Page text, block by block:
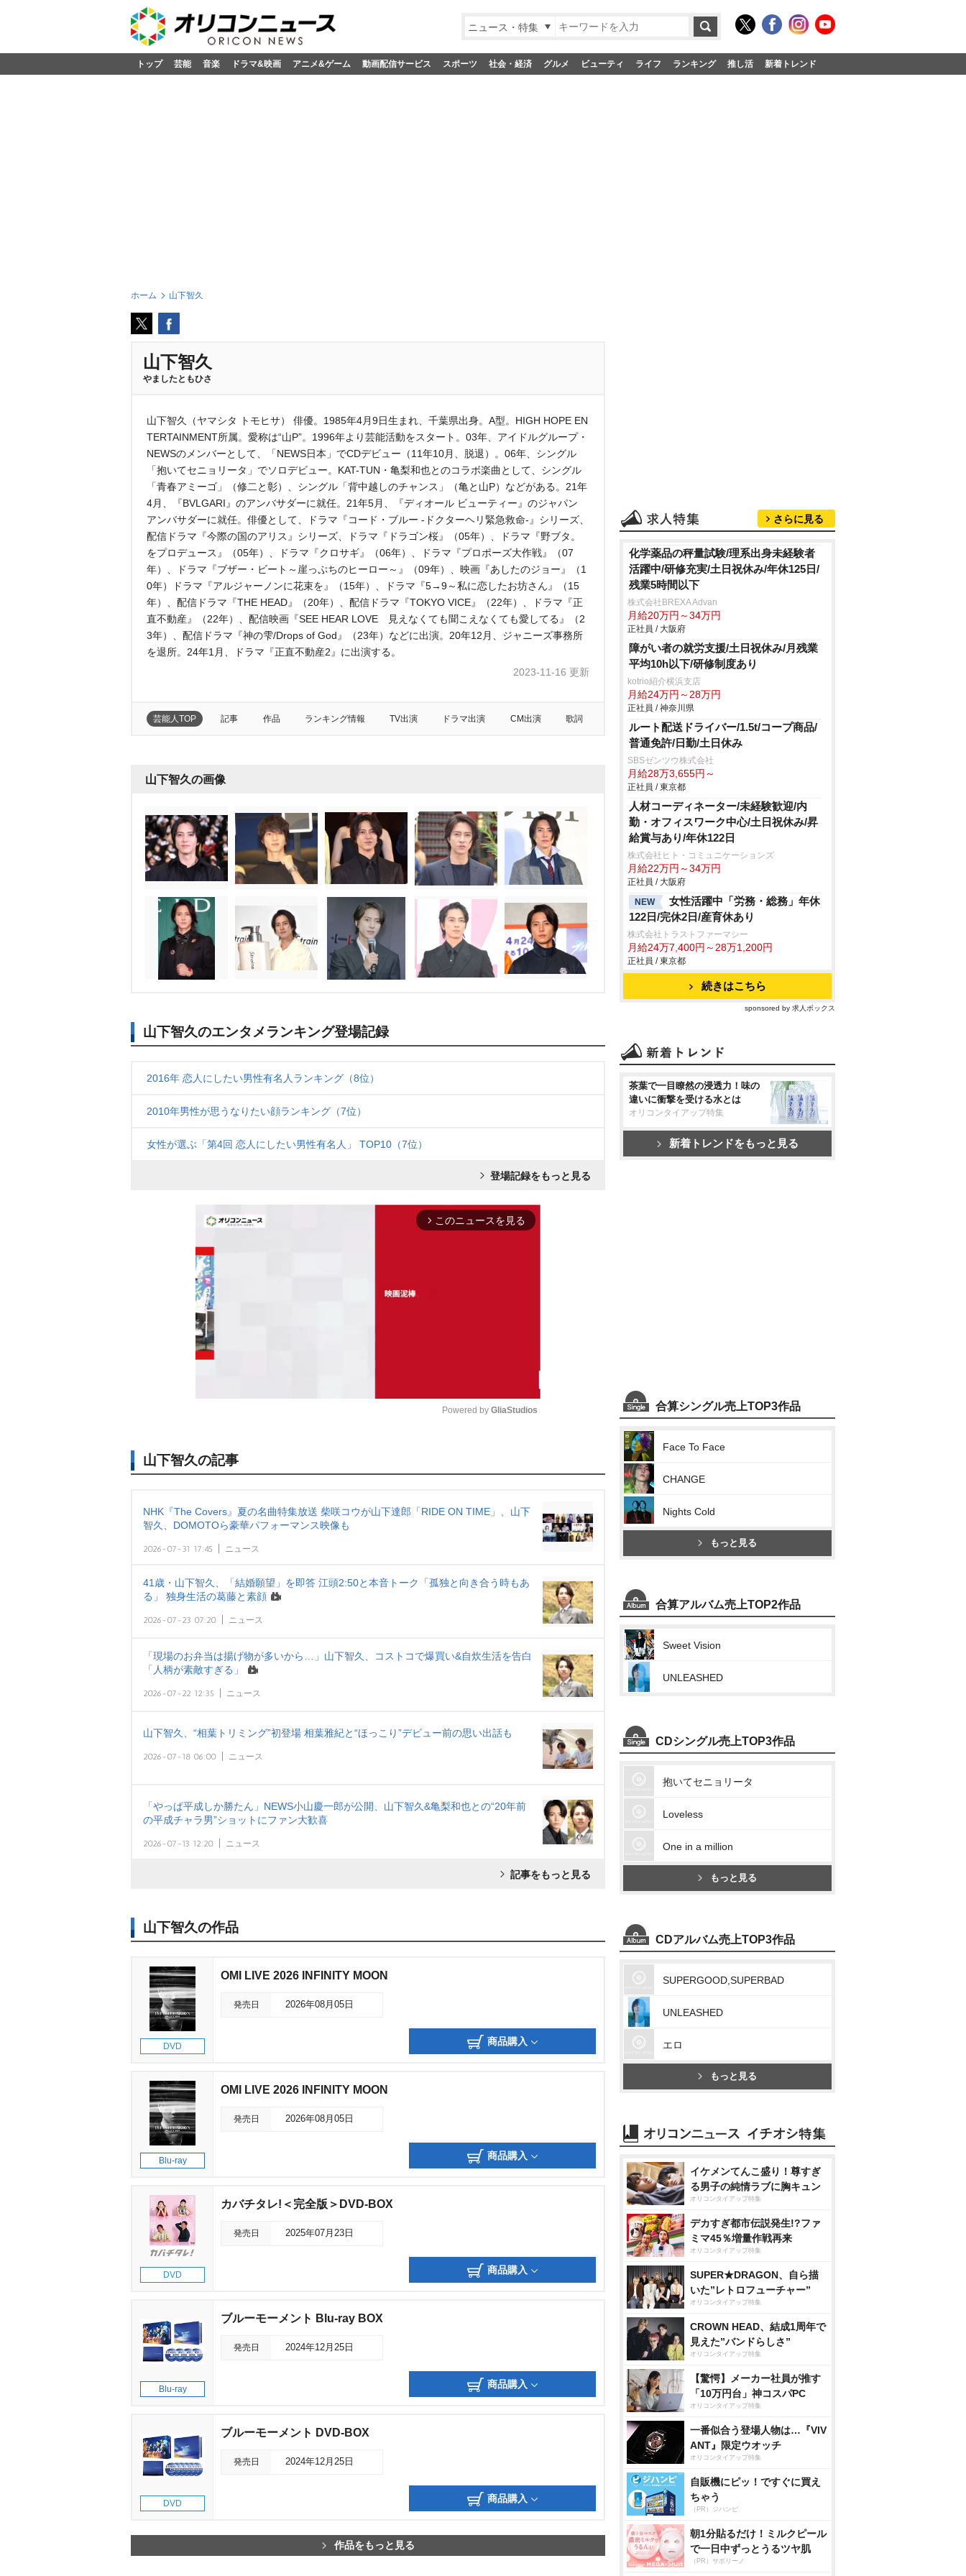
ニュース・特集
トップ 芸能 音楽 ドラマ&映画 アニメ&ゲーム 動画配信サービス スポーツ 社会・経済 グルメ ビューティ ライフ ランキング 推し活 新着トレンド
ホーム 山下智久
山下智久
ましたともひさ
山下智久（ヤマシタ トモヒサ） 俳優。1985年4月9日生まれ、千葉県出身。A型。HIGH HOPE EN
TERTAINMENT所属。愛称は“山P”。1996年より芸能活動をスタート。03年、アイドルグループ・
NEWSのメンバーとして、「NEWS日本」でCDデビュー（11年10月、脱退）。06年、シングル
「抱いてセニョリータ」でソロデビュー。KAT-TUN・亀梨和也とのコラボ楽曲として、シングル
「青春アミーゴ」（修二と彰）、シングル「背中越しのチャンス」（亀と山P）などがある。21年
4月、『BVLGARI』のアンバサダーに就任。21年5月、『ディオール ビューティー』のジャパン
アンバサダーに就任。俳優として、ドラマ『コード・ブルー -ドクターヘリ緊急救命-』シリーズ、
配信ドラマ『今際の国のアリス』シリーズ、ドラマ『ドラゴン桜』（05年）、ドラマ『野ブタ。
をプロデュース』（05年）、ドラマ『クロサギ』（06年）、ドラマ『プロポーズ大作戦』（07
年）、ドラマ『ブザー・ビート～崖っぷちのヒーロー～』（09年）、映画『あしたのジョー』（1
0年）ドラマ『アルジャーノンに花束を』（15年）、ドラマ『5→9～私に恋したお坊さん』（15
年）、配信ドラマ『THE HEAD』（20年）、配信ドラマ『TOKYO VICE』（22年）、ドラマ『正
直不動産』（22年）、配信映画『SEE HEAR LOVE 見えなくても聞こえなくても愛してる』（2
3年）、配信ドラマ『神の雫/Drops of God』（23年）などに出演。20年12月、ジャニーズ事務所
を退所。24年1月、ドラマ『正直不動産2』に出演する。
2023-11-16 更新
芸能人TOP 記事 作品 ランキング情報 TV出演 ドラマ出演 CM出演 歌詞
山下智久の画像
山下智久のエンタメランキング登場記録
2016年 恋人にしたい男性有名人ランキング（8位）
2010年男性が思うなりたい顔ランキング（7位）
女性が選ぶ「第4回 恋人にしたい男性有名人」 TOP10（7位）
登場記録をもっと見る
arrow_forward_ios このニュースを見る
u
e
Powered by GliaStudios
山下智久の記事
NHK『The Covers』夏の名曲特集放送 柴咲コウが山下達郎「RIDE ON TIME」、山下
智久、DOMOTOら豪華パフォーマンス映像も
2026-07-31 17:45 ニュース
41歳・山下智久、「結婚願望」を即答 江頭2:50と本音トーク「孤独と向き合う時もあ
る」 独身生活の葛藤と素顔
2026-07-23 07:20 ニュース
「現場のお弁当は揚げ物が多いから…」山下智久、コストコで爆買い&自炊生活を告白
「人柄が素敵すぎる」
2026-07-22 12:35 ニュース
山下智久、“相葉トリミング”初登場 相葉雅紀と“ほっこり”デビュー前の思い出話も
2026-07-18 06:00 ニュース
「やっぱ平成しか勝たん」NEWS小山慶一郎が公開、山下智久&亀梨和也との“20年前
の平成チャラ男”ショットにファン大歓喜
2026-07-13 12:20 ニュース
記事をもっと見る
山下智久の作品
DVD
OMI LIVE 2026 INFINITY MOON
発売日 2026年08月05日
商品購入
Blu-ray
OMI LIVE 2026 INFINITY MOON
発売日 2026年08月05日
商品購入
DVD
カバチタレ!＜完全版＞DVD-BOX
発売日 2025年07月23日
商品購入
Blu-ray
ブルーモーメント Blu-ray BOX
発売日 2024年12月25日
商品購入
DVD
ブルーモーメント DVD-BOX
発売日 2024年12月25日
商品購入
作品をもっと見る
さらに見る
化学薬品の秤量試験/理系出身未経験者
活躍中/研修充実/土日祝休み/年休125日/
残業5時間以下
株式会社BREXA Advan
月給20万円～34万円
正社員 / 大阪府
障がい者の就労支援/土日祝休み/月残業
平均10h以下/研修制度あり
kotrio紹介横浜支店
月給24万円～28万円
正社員 / 神奈川県
ルート配送ドライバー/1.5t/コープ商品/
普通免許/日勤/土日休み
SBSゼンツウ株式会社
月給28万3,655円～
正社員 / 東京都
人材コーディネーター/未経験歓迎/内
勤・オフィスワーク中心/土日祝休み/昇
給賞与あり/年休122日
株式会社ヒト・コミュニケーションズ
月給22万円～34万円
正社員 / 大阪府
NEW
女性活躍中「労務・総務」年休
122日/完休2日/産育休あり
株式会社トラストファーマシー
月給24万7,400円～28万1,200円
正社員 / 東京都
続きはこちら
sponsored by 求人ボックス
茶葉で一目瞭然の浸透力！味の
違いに衝撃を受ける水とは
オリコンタイアップ特集
新着トレンドをもっと見る
合算シングル売上TOP3作品
Face To Face
CHANGE
Nights Cold
もっと見る
合算アルバム売上TOP2作品
Sweet Vision
UNLEASHED
CDシングル売上TOP3作品
抱いてセニョリータ
Loveless
One in a million
もっと見る
CDアルバム売上TOP3作品
SUPERGOOD,SUPERBAD
UNLEASHED
エロ
もっと見る
イケメンてんこ盛り！尊すぎ
る男子の純情ラブに胸キュン
オリコンタイアップ特集
デカすぎ都市伝説発生!?ファ
ミマ45％増量作戦再来
オリコンタイアップ特集
SUPER★DRAGON、自ら描
いた”レトロフューチャー”
オリコンタイアップ特集
CROWN HEAD、結成1周年で
見えた”バンドらしさ”
オリコンタイアップ特集
【驚愕】メーカー社員が推す
「10万円台」神コスパPC
オリコンタイアップ特集
一番似合う登場人物は…『VIV
ANT』限定ウオッチ
オリコンタイアップ特集
自販機にピッ！ですぐに買え
ちゃう
（PR）ジハンピ
朝1分貼るだけ！ミルクピール
で一日中ずっとうるツヤ肌
（PR）サボリーノ